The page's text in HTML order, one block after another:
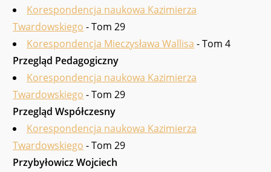
Korespondencja naukowa Kazimierza
Twardowskiego - Tom 29
Korespondencja Mieczysława Wallisa - Tom 4
Przegląd Pedagogiczny
Korespondencja naukowa Kazimierza
Twardowskiego - Tom 29
Przegląd Współczesny
Korespondencja naukowa Kazimierza
Twardowskiego - Tom 29
Przybyłowicz Wojciech